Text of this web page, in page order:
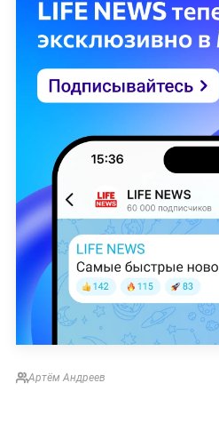
Артём Андреев